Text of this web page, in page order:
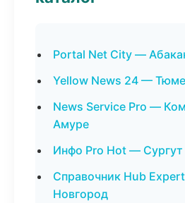
Portal Net City —
Yellow News 24 —
News Service Pro —
Амуре
Инфо Pro Hot — Сургут
Справочник Hub
Новгород